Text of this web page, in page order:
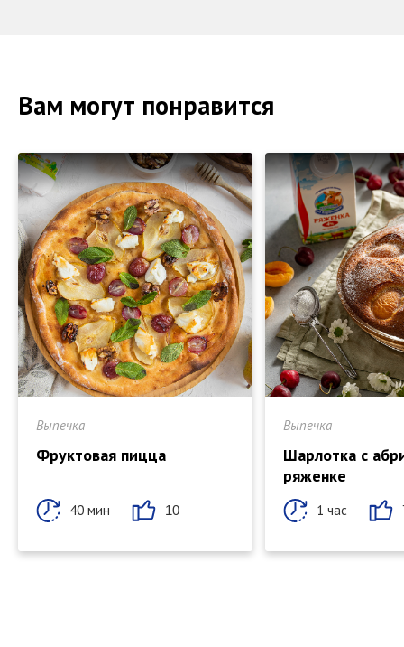
Вам могут понравится
Выпечка
Фруктовая пицца
40 мин 10
Выпечка
Шарлотка с
ряженке
1 час